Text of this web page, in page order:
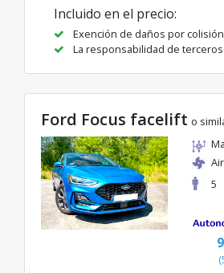
Incluido en el precio:
Exención de daños por colisión
La responsabilidad de
Ford Focus facelift o
5